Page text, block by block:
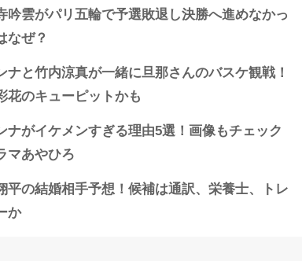
吟雲がパリ五輪で予選敗退し決勝へ進めなかっ
なぜ？
ナと竹内涼真が一緒に旦那さんのバスケ観戦！
花のキューピットかも
ナがイケメンすぎる理由5選！画像もチェック
マあやひろ
平の結婚相手予想！候補は通訳、栄養士、トレ
か